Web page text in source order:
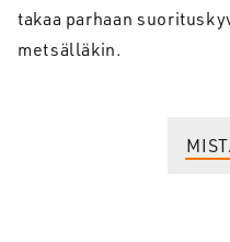
takaa parhaan
metsälläkin.